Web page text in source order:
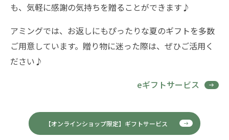
も、気軽に感謝の気持ちを贈ることができます♪
アミングでは、お返しにもぴったりな夏のギフトを多数
ご用意しています。贈り物に迷った際は、ぜひご活用く
ださい♪
eギフトサービス
【オンラインショップ限定】ギフトサービス